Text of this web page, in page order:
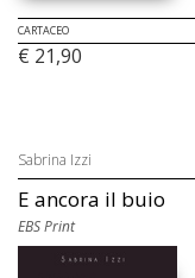
CARTACEO
€ 21,90
Sabrina Izzi
E ancora il buio
EBS Print